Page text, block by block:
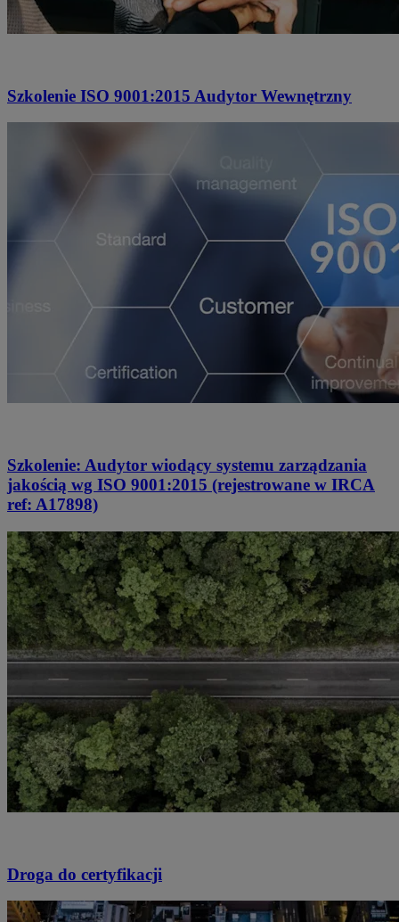
Szkolenie ISO 9001:2015 Audytor Wewnętrzny
Szkolenie: Audytor wiodący systemu zarządzania
jakością wg ISO 9001:2015 (rejestrowane w IRCA
ref: A17898)
Droga do certyfikacji